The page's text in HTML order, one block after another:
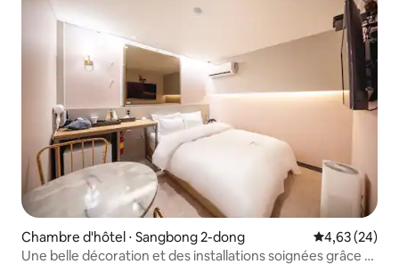
Chambre d'hôtel ⋅ Sangbong 2-dong Évaluation
4,63 (24)
Une belle décoration et des installations soignées grâce à